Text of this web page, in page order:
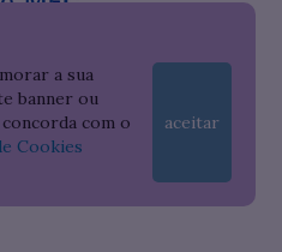
a sua
banner ou
com o
Cookies
aceitar
no Sistema do e-MEC